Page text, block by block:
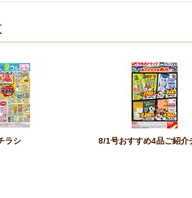
ラシ 8/1号おすすめ4品ご紹介